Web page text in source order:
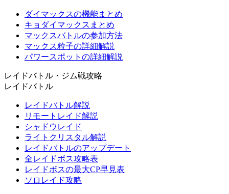
ダイマックスの機能まとめ
キョダイマックスまとめ
マックスバトルの参加方法
マックス粒子の詳細解説
パワースポットの詳細解説
レイドバトル・ジム戦攻略
レイドバトル
レイドバトル解説
リモートレイド解説
シャドウレイド
ライトクリスタル解説
レイドバトルのアップデート
全レイドボス攻略表
レイドボスの最大CP早見表
ソロレイド攻略